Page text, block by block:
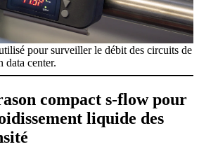
pour surveiller le débit des circuits de
data center.
compact s-flow pour
liquide des